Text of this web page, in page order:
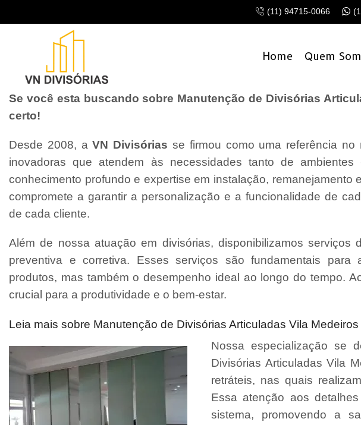
(11) 94715-0066
Home Quem
Se você esta buscando sobre Manutenção de Divisórias
certo!
Desde 2008, aVN Divisórias se firmou como uma referência no
inovadoras que atendem às necessidades tanto de
conhecimento profundo e expertise em instalação, remanejamento
compromete a garantir a personalização e a funcionalidade de
de cada cliente.
Além de nossa atuação em divisórias, disponibilizamos serviços
preventiva e corretiva. Esses serviços são fundamentais
produtos, mas também o desempenho ideal ao longo do tempo.
crucial para a produtividade e o bem-estar.
Leia mais sobre Manutenção de Divisórias Articuladas Vila Medeiros
Nossa especialização se
Divisórias Articuladas Vila
retráteis, nas quais
Essa atenção aos
sistema, promovendo a